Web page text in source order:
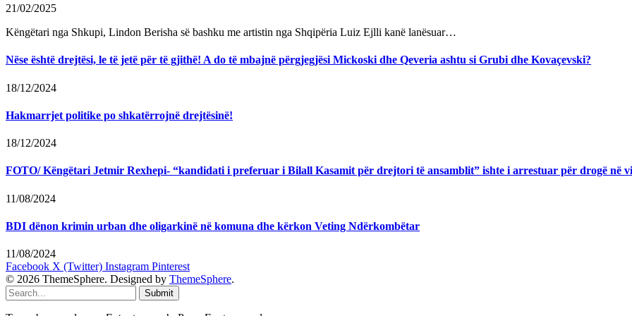
21/02/2025
Këngëtari nga Shkupi, Lindon Berisha së bashku me artistin nga Shqipëria Luiz Ejlli kanë lanësuar…
Nëse është drejtësi, le të jetë për të gjithë! A do të mbajnë përgjegjësi Mickoski dhe Qeveria ashtu si Grubi dhe Kovaçevski?
18/12/2024
Hakmarrjet politike po shkatërrojnë drejtësinë!
18/12/2024
FOTO/ Këngëtari Jetmir Rexhepi- “kandidati i preferuar i Bilall Kasamit për drejtori të ansamblit” ishte i arrestuar për drogë në
11/08/2024
BDI dënon krimin urban dhe oligarkinë në komuna dhe kërkon Veting Ndërkombëtar
11/08/2024
Facebook X (Twitter) Instagram Pinterest
© 2026 ThemeSphere. Designed by ThemeSphere.
Submit